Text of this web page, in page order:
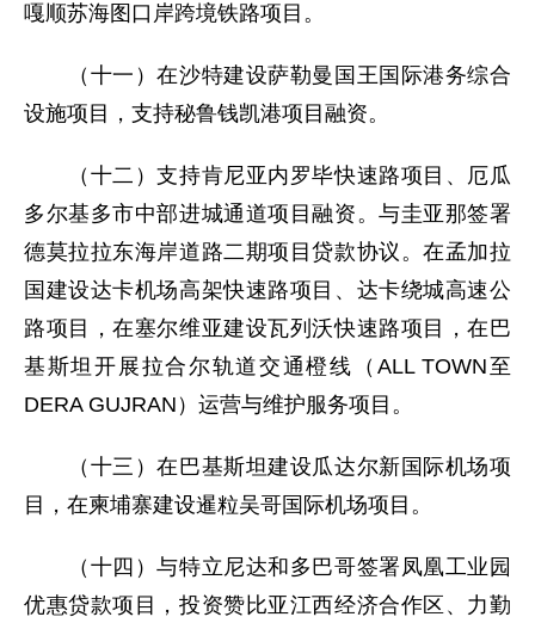
嘎顺苏海图口岸跨境铁路项目。
（十一）在沙特建设萨勒曼国王国际港务综合
设施项目，支持秘鲁钱凯港项目融资。
（十二）支持肯尼亚内罗毕快速路项目、厄瓜
多尔基多市中部进城通道项目融资。与圭亚那签署
德莫拉拉东海岸道路二期项目贷款协议。在孟加拉
国建设达卡机场高架快速路项目、达卡绕城高速公
路项目，在塞尔维亚建设瓦列沃快速路项目，在巴
基斯坦开展拉合尔轨道交通橙线（ALL TOWN至
DERA GUJRAN）运营与维护服务项目。
（十三）在巴基斯坦建设瓜达尔新国际机场项
目，在柬埔寨建设暹粒吴哥国际机场项目。
（十四）与特立尼达和多巴哥签署凤凰工业园
优惠贷款项目，投资赞比亚江西经济合作区、力勤